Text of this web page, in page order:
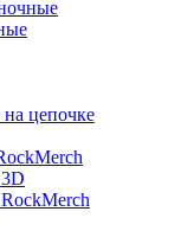
цепочке